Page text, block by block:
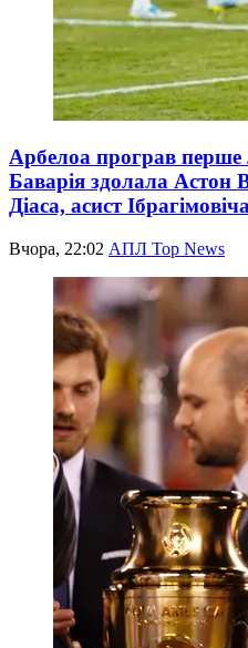
Арбелоа програв перше
Баварія здолала Астон
Діаса, асист
Вчора, 22:02 АПЛ Top News